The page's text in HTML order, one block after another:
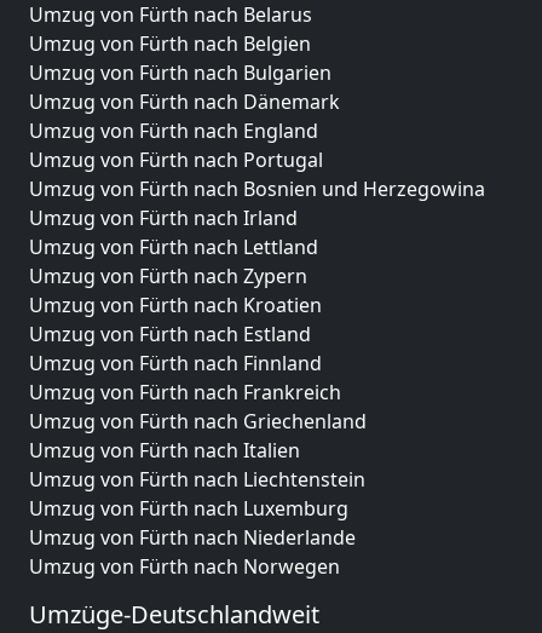
Umzug von Fürth nach Belarus
Umzug von Fürth nach Belgien
Umzug von Fürth nach Bulgarien
Umzug von Fürth nach Dänemark
Umzug von Fürth nach England
Umzug von Fürth nach Portugal
Umzug von Fürth nach Bosnien und Herzegowina
Umzug von Fürth nach Irland
Umzug von Fürth nach Lettland
Umzug von Fürth nach Zypern
Umzug von Fürth nach Kroatien
Umzug von Fürth nach Estland
Umzug von Fürth nach Finnland
Umzug von Fürth nach Frankreich
Umzug von Fürth nach Griechenland
Umzug von Fürth nach Italien
Umzug von Fürth nach Liechtenstein
Umzug von Fürth nach Luxemburg
Umzug von Fürth nach Niederlande
Umzug von Fürth nach Norwegen
Umzüge-Deutschlandweit